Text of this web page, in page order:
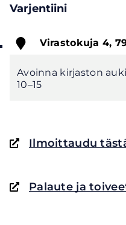
Varjentiini
Virastokuja 4,
Avoinna kirjaston
(opens
new
Ilmoittaudu
(opensPalaute ja